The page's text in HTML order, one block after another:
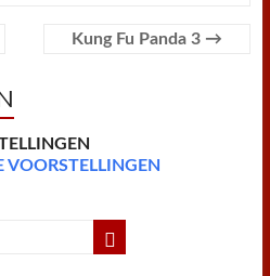
n
d
l
y
Kung Fu Panda 3 →
VOORSTELLINGEN